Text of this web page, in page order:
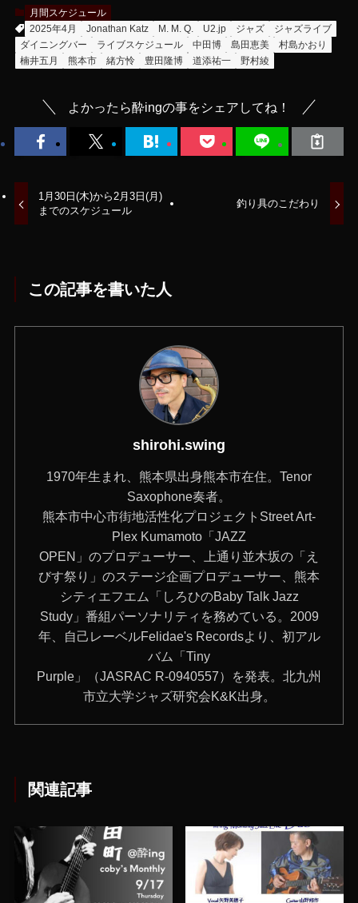
月間スケジュール
2025年4月
Jonathan Katz M. M. Q. U2.jp ジャズ
ジャズライブ
ダイニングバー
ライブスケジュール 中田博 島田恵美
村島かおり
楠井五月
熊本市 緒方怜 豊田隆博 道添祐一 野村綾
よかったら酔ingの事をシェアしてね！
1月30日(木)から2月3日(月)
までのスケジュール
釣り具のこだわり
この記事を書いた人
shirohi.swing
1970年生まれ、熊本県出身熊本市在住。Tenor
Saxophone奏者。
‪熊本市中心市街地活性化プロジェクトStreet Art-
Plex Kumamoto「JAZZ‬
OPEN」のプロデューサー、上通り並木坂の「え
びす祭り」のステージ企画プロデューサー、熊本
シティエフエム「しろひのBaby Talk Jazz
Study」番組パーソナリティを務めている。2009
年、自己レーベルFelidae's Recordsより、初アル
バム「Tiny
Purple」（JASRAC R-0940557）を発表。北九州
市立大学ジャズ研究会K&K出身。
関連記事